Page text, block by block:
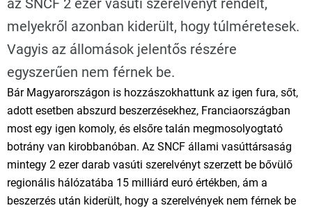
az SNCF 2 ezer vasúti szerelvényt rendelt,
melyekről azonban kiderült, hogy túlméretesek.
Vagyis az állomások jelentős részére
egyszerűen nem férnek be.
Bár Magyarországon is hozzászokhattunk az igen fura, sőt,
adott esetben abszurd beszerzésekhez, Franciaországban
most egy igen komoly, és elsőre talán megmosolyogtató
botrány van kirobbanóban. Az SNCF állami vasúttársaság
mintegy 2 ezer darab vasúti szerelvényt szerzett be bővülő
regionális hálózatába 15 milliárd euró értékben, ám a
beszerzés után kiderült, hogy a szerelvények nem férnek be